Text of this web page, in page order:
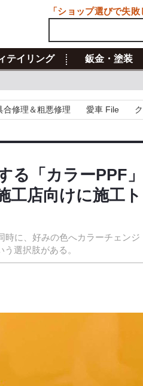
テイリング 鈑金・塗装
合修理＆粗悪修理 愛車 File
る「カラーPPF
工店向けに施工
に、好みの色へカラーチェン
選択肢がある。
「ショップ選びで失